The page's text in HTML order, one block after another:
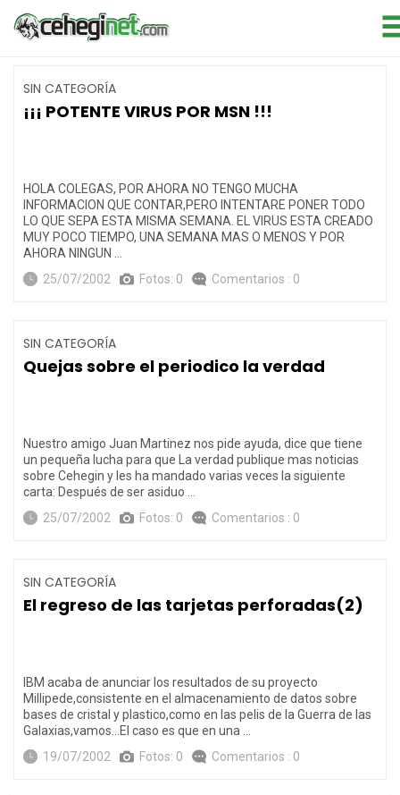
SIN CATEGORÍA
¡¡¡ POTENTE VIRUS POR MSN !!!
HOLA COLEGAS, POR AHORA NO TENGO MUCHA
INFORMACION QUE CONTAR,PERO INTENTARE PONER TODO
LO QUE SEPA ESTA MISMA SEMANA. EL VIRUS ESTA CREADO
MUY POCO TIEMPO, UNA SEMANA MAS O MENOS Y POR
AHORA NINGUN …
25/07/2002
Fotos: 0 Comentarios : 0
SIN CATEGORÍA
Quejas sobre el periodico la verdad
Nuestro amigo Juan Martinez nos pide ayuda, dice que tiene
un pequeña lucha para que La verdad publique mas noticias
sobre Cehegin y les ha mandado varias veces la siguiente
carta: Después de ser asiduo …
25/07/2002
Fotos: 0 Comentarios : 0
SIN CATEGORÍA
El regreso de las tarjetas perforadas(2)
IBM acaba de anunciar los resultados de su proyecto
Millipede,consistente en el almacenamiento de datos sobre
bases de cristal y plastico,como en las pelis de la Guerra de las
Galaxias,vamos…El caso es que en una …
19/07/2002
Fotos: 0 Comentarios : 0